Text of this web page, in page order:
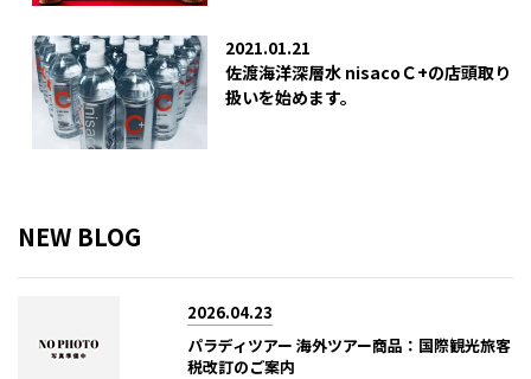
2021.01.21
佐渡海洋深層水 nisacoＣ+の店頭取り
扱いを始めます。
NEW BLOG
2026.04.23
パラディツアー 海外ツアー商品：国際観光旅客
税改訂のご案内